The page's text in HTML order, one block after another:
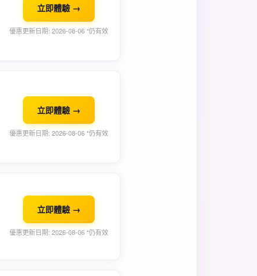
立即體驗 →
優惠更新日期: 2026-08-06 *仍有效
立即體驗 →
優惠更新日期: 2026-08-06 *仍有效
立即體驗 →
優惠更新日期: 2026-08-06 *仍有效